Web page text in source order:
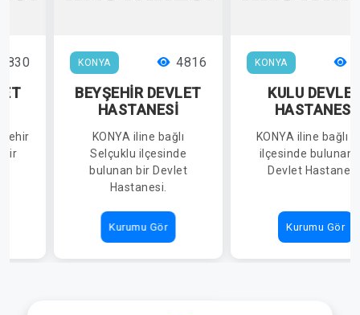
bir
KONYA 4816
BEYŞEHİR DEVLET
HASTANESİ
KONYA iline bağlı
Selçuklu ilçesinde
bulunan bir Devlet
Hastanesi.
Kurumu Gör
KONYA
KULU
HASTANESİ
KONYA iline bağlı
ilçesinde bulunan
Devlet
Kurumu Gör